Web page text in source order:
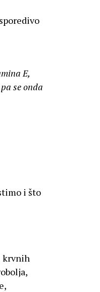
E,
se onda
i što
krvnih